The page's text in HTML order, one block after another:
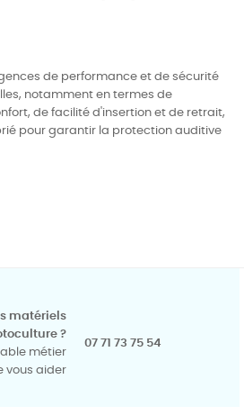
de performance et de sécurité
notamment en termes de
de facilité d'insertion et de retrait,
pour garantir la protection auditive
matériels
?
métier
vous aider
07 71 73 75 54